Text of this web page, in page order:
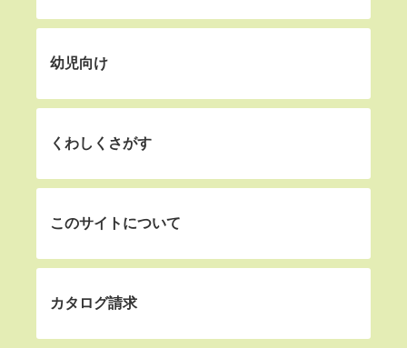
幼児向け
くわしくさがす
このサイトについて
カタログ請求